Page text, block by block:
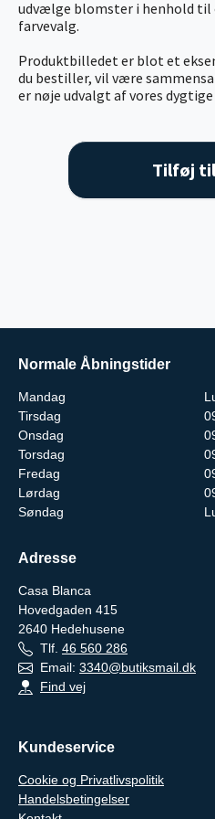
udvælge blomster i henhold til
farvevalg.
Produktbilledet er blot et
du bestiller, vil være
er nøje udvalgt af vores
Tilføj
Normale Åbningstider
Mandag
Tirsdag
Onsdag
Torsdag
Fredag
Lørdag
Søndag
Adresse
Casa Blanca
Hovedgaden 415
2640 Hedehusene
Tlf. 46 560 286
Email: 3340@butiksmail.dk
Find vej
Kundeservice
Cookie og Privatlivspolitik
Handelsbetingelser